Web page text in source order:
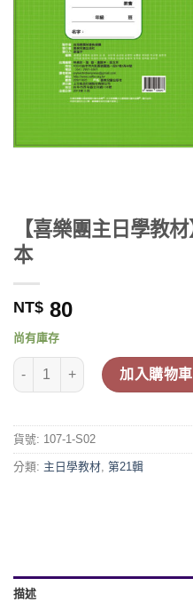
【喜樂團主日學教
本
NT$ 80
尚有庫存
【喜樂團主日學教材】- 第21輯
加入購物車
貨號: 107-1-S02
分類: 主日學教材 第21輯
描述